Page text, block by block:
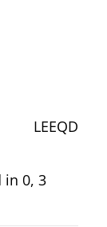
LEEQD
in 0, 3